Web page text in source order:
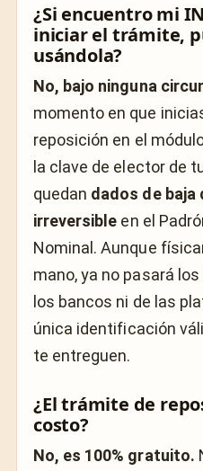
¿Si encuentro mi
iniciar el trámite,
usándola?
No, bajo ninguna
momento en que
reposición en el
la clave de elector de
quedan dados de
irreversible en el
Nominal. Aunque
mano, ya no pasará
los bancos ni de las
única identificación
te entreguen.
¿El trámite de
costo?
No, es 100% gratuito.